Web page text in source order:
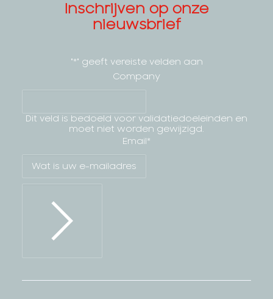
Inschrijven op onze
nieuwsbrief
"*" geeft vereiste velden aan
Company
Dit veld is bedoeld voor validatiedoeleinden en
moet niet worden gewijzigd.
Email*